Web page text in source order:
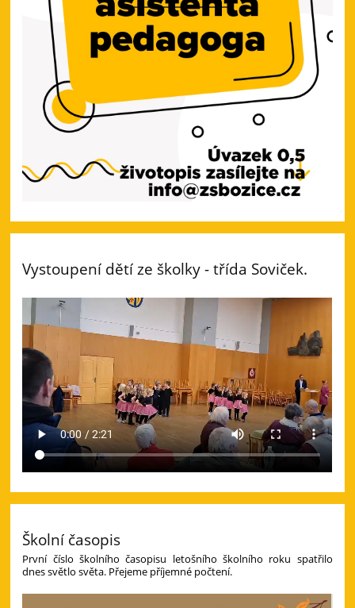
Vystoupení dětí ze školky - třída Soviček.
Školní časopis
První číslo školního časopisu letošního školního roku spatřilo
dnes světlo světa. Přejeme příjemné počtení.